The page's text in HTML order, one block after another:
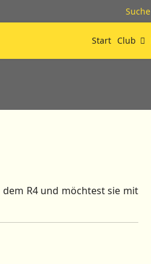
Suche
Start Club
R4 und möchtest sie mit